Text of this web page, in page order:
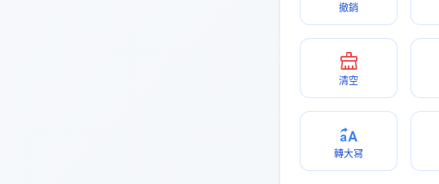
撤銷
清空
轉大冩